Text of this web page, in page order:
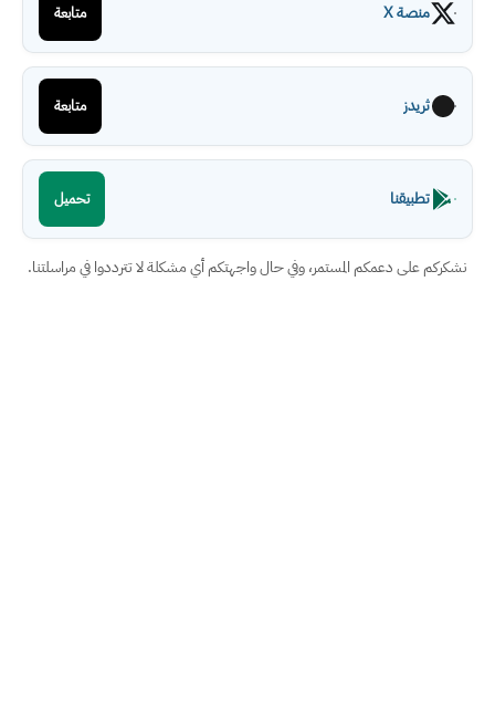
منصة X متابعة
ثريدز متابعة
تطبيقنا تحميل
نشكركم على دعمكم المستمر، وفي حال واجهتكم أي مشكلة لا تترددوا في مراسلتنا.